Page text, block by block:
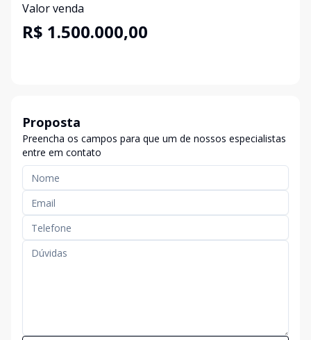
Valor venda
R$ 1.500.000,00
Proposta
Preencha os campos para que um de nossos especialistas
entre em contato